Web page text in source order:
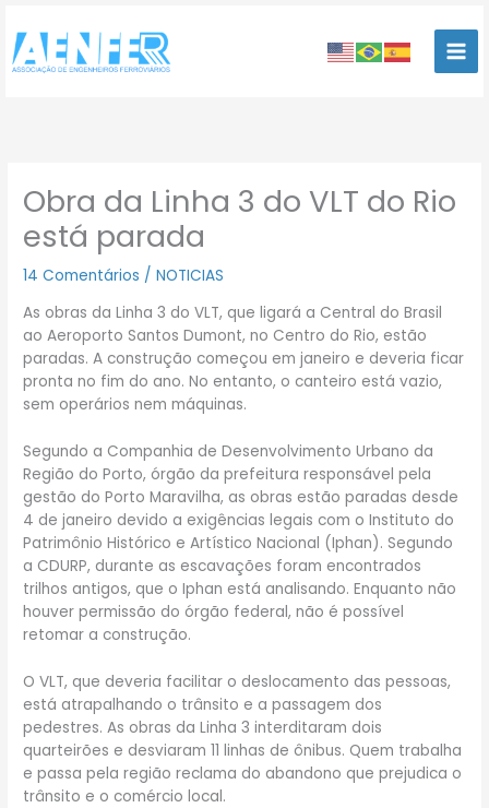
para
conteúdo
Obra da Linha 3 do VLT do Rio
está parada
14 Comentários /NOTICIAS
As obras da Linha 3 do VLT, que ligará a Central do Brasil
ao Aeroporto Santos Dumont, no Centro do Rio, estão
paradas. A construção começou em janeiro e deveria ficar
pronta no fim do ano. No entanto, o canteiro está vazio,
sem operários nem máquinas.
Segundo a Companhia de Desenvolvimento Urbano da
Região do Porto, órgão da prefeitura responsável pela
gestão do Porto Maravilha, as obras estão paradas desde
4 de janeiro devido a exigências legais com o Instituto do
Patrimônio Histórico e Artístico Nacional (Iphan). Segundo
a CDURP, durante as escavações foram encontrados
trilhos antigos, que o Iphan está analisando. Enquanto não
houver permissão do órgão federal, não é possível
retomar a construção.
O VLT, que deveria facilitar o deslocamento das pessoas,
está atrapalhando o trânsito e a passagem dos
pedestres. As obras da Linha 3 interditaram dois
quarteirões e desviaram 11 linhas de ônibus. Quem trabalha
e passa pela região reclama do abandono que prejudica o
trânsito e o comércio local.